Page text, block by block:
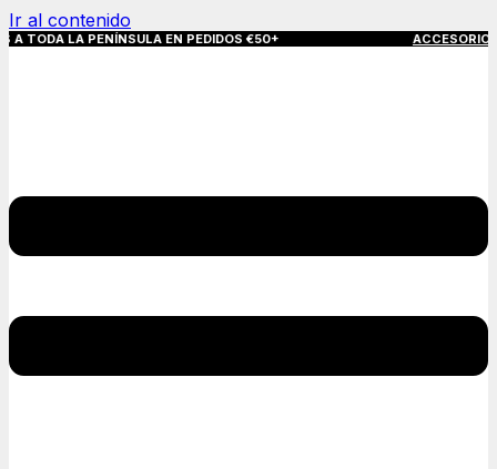
Ir al contenido
PENÍNSULA EN PEDIDOS €50+ ACCESORIOS QUE